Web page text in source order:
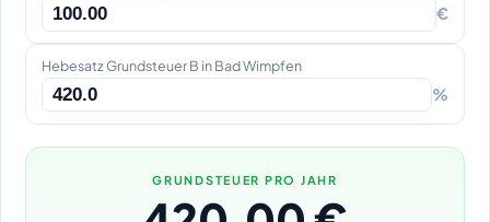
€
Hebesatz Grundsteuer B in Bad Wimpfen
%
GRUNDSTEUER PRO JAHR